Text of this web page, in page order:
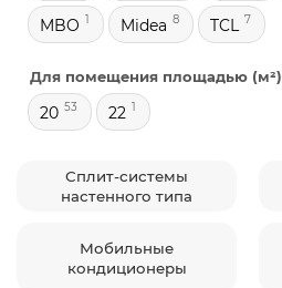
MBO 1 Midea 8 TCL 7
Для помещения площадью (м²)
20 53 22 1
Сплит-системы
настенного типа
Мобильные
кондиционеры